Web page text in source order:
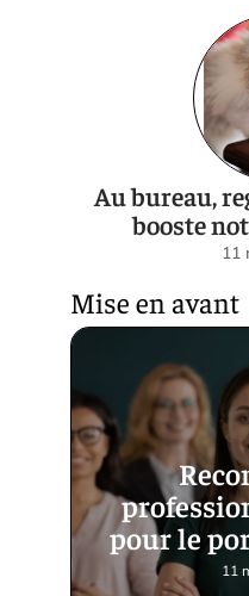
Au bureau,
booste
11
Mise en avant
pour le
11